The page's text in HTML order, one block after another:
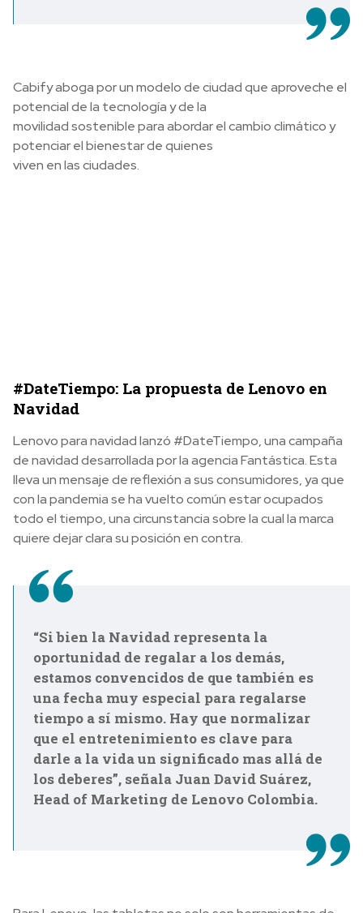
Cabify aboga por un modelo de ciudad que aproveche el
potencial de la tecnología y de la
movilidad sostenible para abordar el cambio climático y
potenciar el bienestar de quienes
viven en las ciudades.
#DateTiempo: La propuesta de Lenovo en
Navidad
Lenovo para navidad lanzó #DateTiempo, una campaña
de navidad desarrollada por la agencia Fantástica. Esta
lleva un mensaje de reflexión a sus consumidores, ya que
con la pandemia se ha vuelto común estar ocupados
todo el tiempo, una circunstancia sobre la cual la marca
quiere dejar clara su posición en contra.
“Si bien la Navidad representa la
oportunidad de regalar a los demás,
estamos convencidos de que también es
una fecha muy especial para regalarse
tiempo a sí mismo. Hay que normalizar
que el entretenimiento es clave para
darle a la vida un significado mas allá de
los deberes”, señala Juan David Suárez,
Head of Marketing de Lenovo Colombia.